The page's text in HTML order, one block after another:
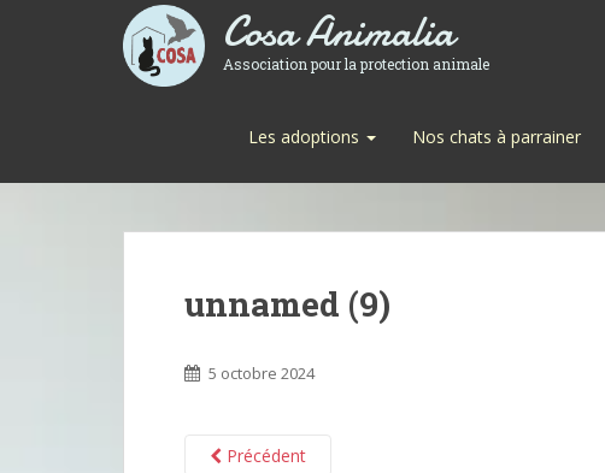
Cosa Animalia
Association pour la protection animale
Les adoptions Nos chats à parrainer
unnamed (9)
5 octobre 2024
Précédent